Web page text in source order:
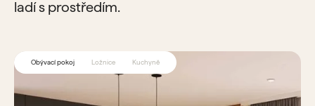
ladí s prostředím.
Obývací pokoj Ložnice Kuchyně